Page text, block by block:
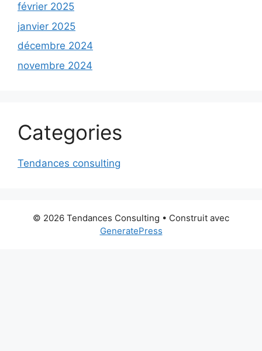
février 2025
janvier 2025
décembre 2024
novembre 2024
Categories
Tendances consulting
© 2026 Tendances Consulting • Construit avec
GeneratePress